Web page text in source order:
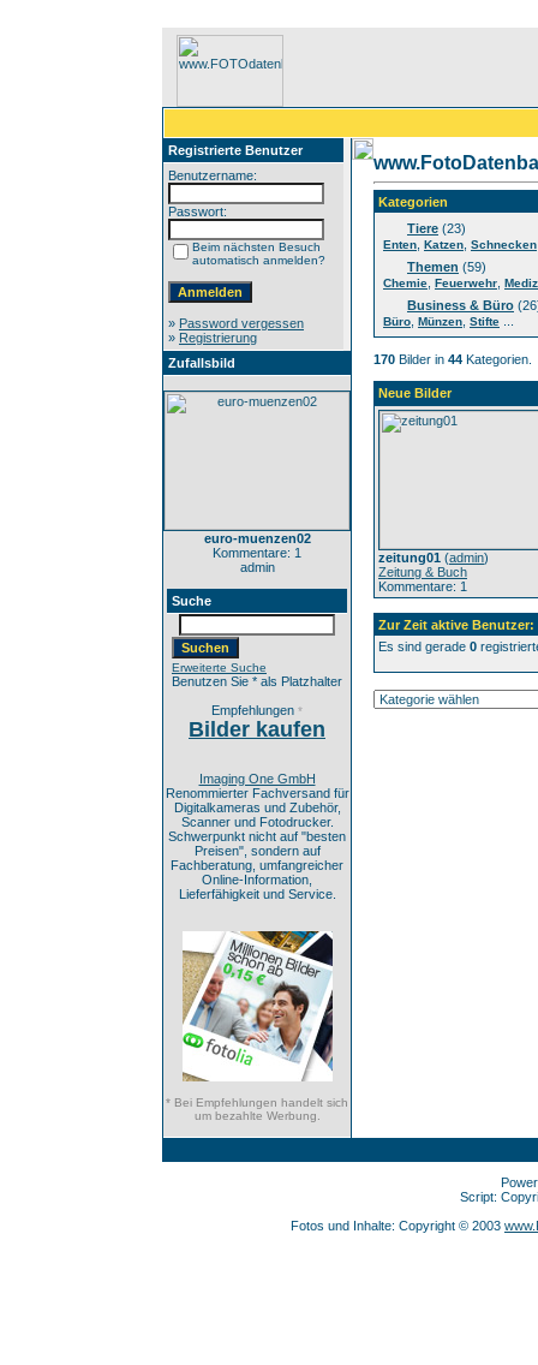
Registrierte Benutzer
Benutzername:
Passwort:
Beim nächsten Besuch
automatisch anmelden?
» Password vergessen
» Registrierung
Zufallsbild
euro-muenzen02
Kommentare: 1
admin
Suche
Erweiterte Suche
Benutzen Sie * als Platzhalter
Empfehlungen *
Bilder kaufen
Imaging One GmbH
Renommierter Fachversand für
Digitalkameras und Zubehör,
Scanner und Fotodrucker.
Schwerpunkt nicht auf "besten
Preisen", sondern auf
Fachberatung, umfangreicher
Online-Information,
Lieferfähigkeit und Service.
* Bei Empfehlungen handelt sich
um bezahlte Werbung.
Kategorien
Tiere (23)
Enten Katzen Schnecken
Themen (59)
Chemie Feuerwehr
Business & Büro
Büro Münzen Stifte
170 Bilder in 44 Kategorien.
Neue Bilder
zeitung01 (admin)
Zeitung & Buch
Kommentare: 1
Zur Zeit aktive Benutzer:
Es sind gerade 0
Script:
Fotos und Inhalte: Copyright © 2003